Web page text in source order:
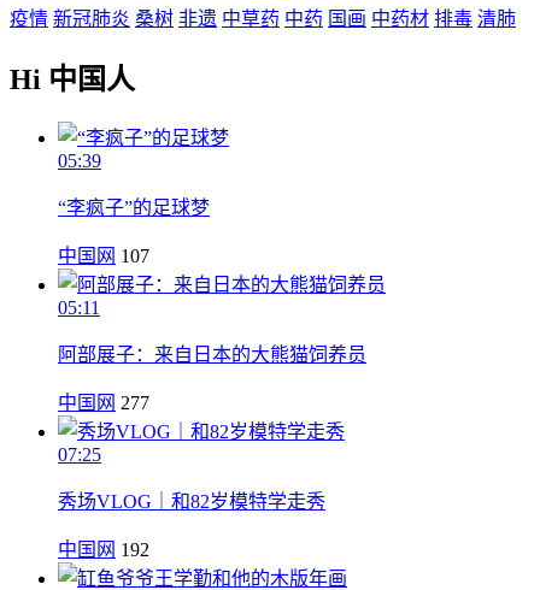
疫情 新冠肺炎 桑树 非遗 中草药 中药 国画 中药材 排毒 清肺
Hi 中国人
05:39
“李疯子”的足球梦
中国网 107
05:11
阿部展子：来自日本的大熊猫饲养员
中国网 277
07:25
秀场VLOG｜和82岁模特学走秀
中国网 192